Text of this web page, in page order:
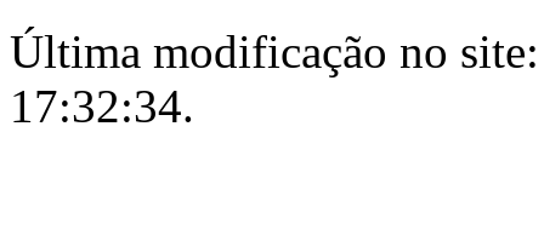
Última modificação no
17:32:34.